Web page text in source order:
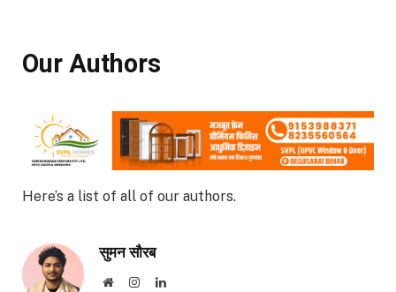
Our Authors
Here’s a list of all of our authors.
सुमन सौरब
WebsiteInstagramLinkedIn